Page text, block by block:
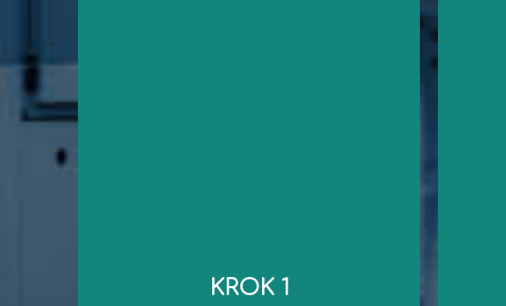
KROK 1
realizacji oraz ewentualne dokumenty niezbędne